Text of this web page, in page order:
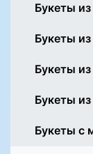
Букеты
Букеты
Букеты
Букеты
Букеты с